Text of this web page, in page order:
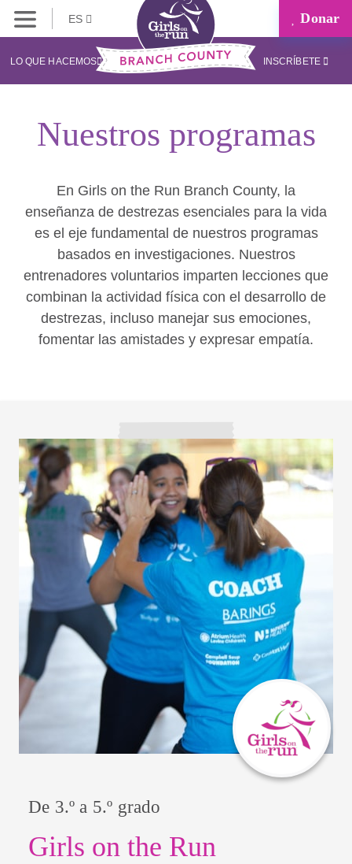
ES Donar
LO QUE HACEMOS INSCRÍBETE
Nuestros programas
En Girls on the Run Branch County, la
enseñanza de destrezas esenciales para la vida
es el eje fundamental de nuestros programas
basados en investigaciones. Nuestros
entrenadores voluntarios imparten lecciones que
combinan la actividad física con el desarrollo de
destrezas, incluso manejar sus emociones,
fomentar las amistades y expresar empatía.
Girls on the Run
De 3.º a 5.º grado